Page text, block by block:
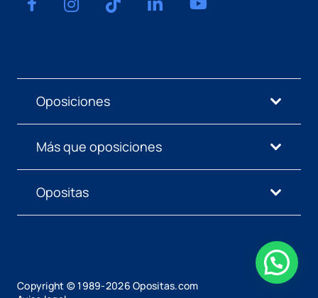
Oposiciones
Más que oposiciones
Opositas
Copyright © 1989-2026 Opositas.com